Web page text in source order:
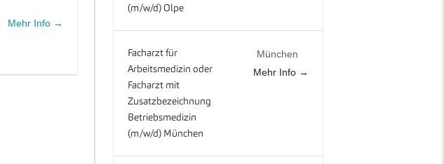
Mehr Info
(m/w/d) Olpe
Facharzt für
Arbeitsmedizin oder
Facharzt mit
Zusatzbezeichnung
Betriebsmedizin
(m/w/d) München
München
Mehr Info